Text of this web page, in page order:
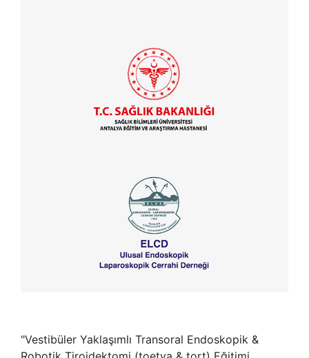
"Vestibüler Yaklaşımlı Transoral Endoskopik &